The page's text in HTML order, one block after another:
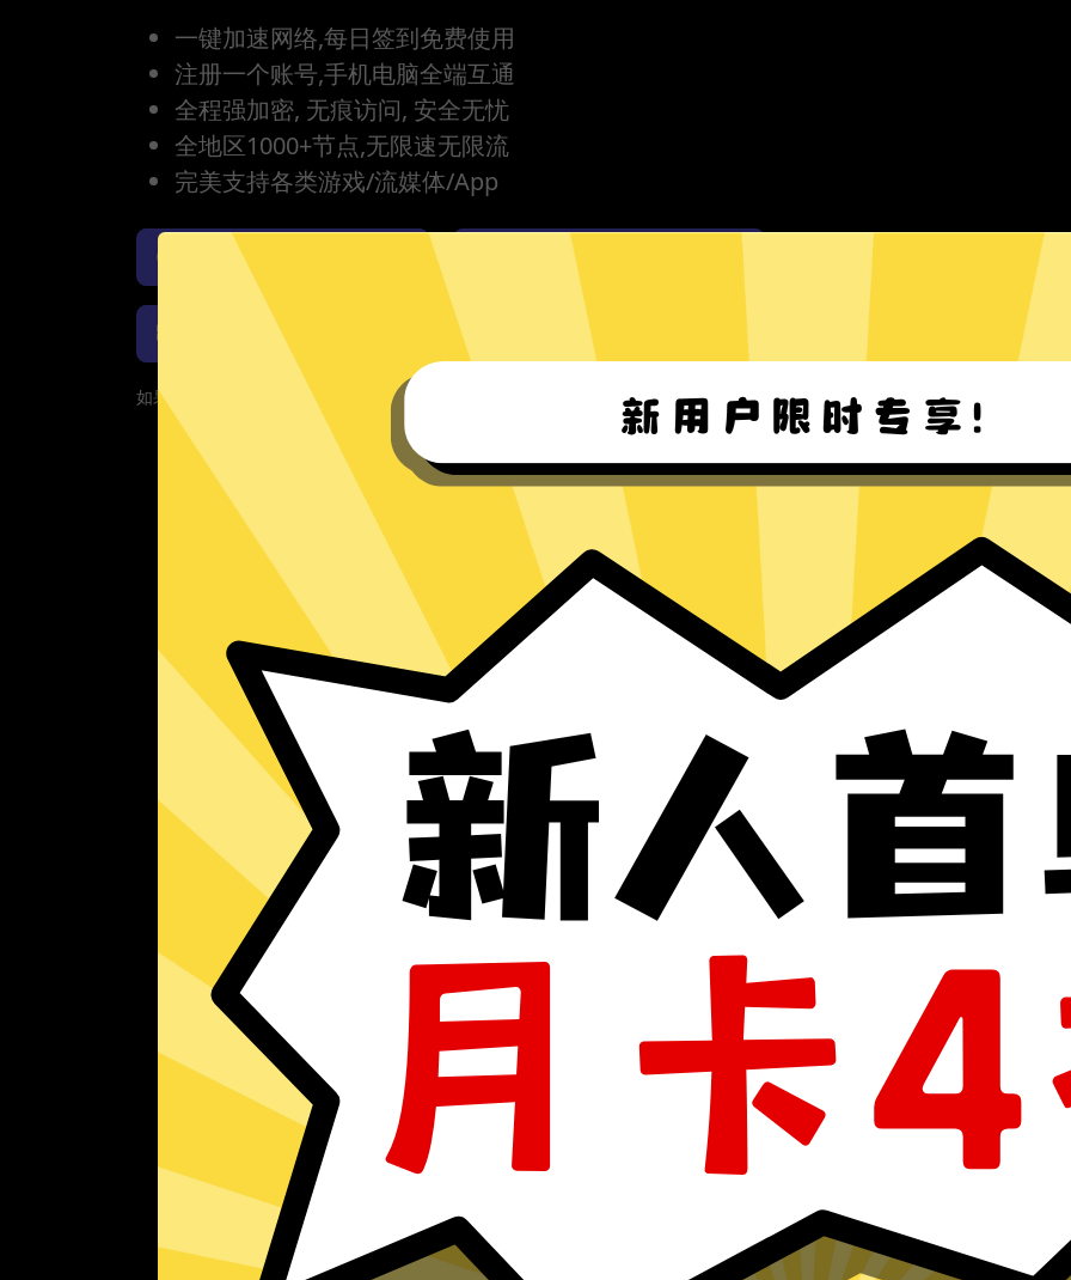
一键加速网络,每日签到免费使用
注册一个账号,手机电脑全端互通
全程强加密, 无痕访问, 安全无忧
全地区1000+节点,无限速无限流
完美支持各类游戏/流媒体/App
油管加速器iOS版下载 油管加速器安卓版下载
油管加速器Windows下载 油管加速器Mac版下载
如果您的App当前遇到问题，请重新下载App！